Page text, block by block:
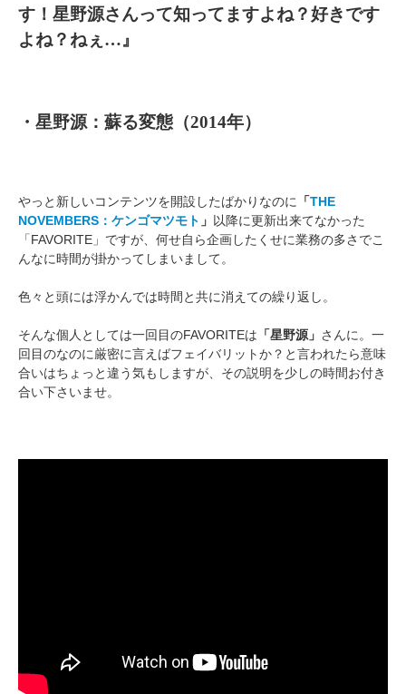
す！星野源さんって知ってますよね？好きです
よね？ねぇ…』
・星野源：蘇る変態（2014年）
やっと新しいコンテンツを開設したばかりなのに 「THE
NOVEMBERS：ケンゴマツモト 」 以降に更新出来てなかった
「FAVORITE」ですが、何せ自ら企画したくせに業務の多さでこ
んなに時間が掛かってしまいまして。
色々と頭には浮かんでは時間と共に消えての繰り返し。
そんな個人としては一回目のFAVORITEは 「星野源」 さんに。一
回目のなのに厳密に言えばフェイバリットか？と言われたら意味
合いはちょっと違う気もしますが、その説明を少しの時間お付き
合い下さいませ。